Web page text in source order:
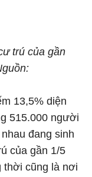
trú của gần
13,5% diện
515.000 người
đang sinh
của gần 1/5
thời cũng là nơi